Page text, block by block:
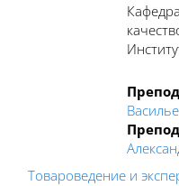
Товароведение и